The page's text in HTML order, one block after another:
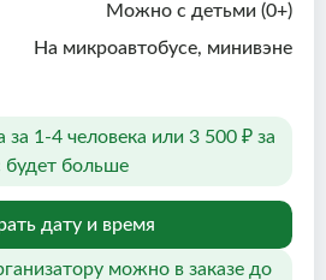
Можно с детьми (0+)
На микроавтобусе, минивэне
1-4 человека или 3 500 ₽ за
будет больше
дату и время
можно в заказе до